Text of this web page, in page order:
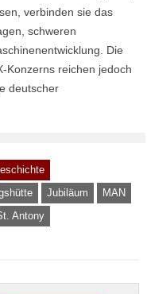
verbinden sie das
schweren
Die
Konzerns reichen jedoch
deutscher
Jubiläum
MAN
Antony